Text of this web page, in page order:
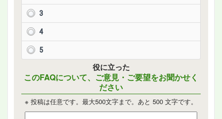
3
4
5
役に立った
このFAQについて、ご意見・ご要望をお聞かせく
ださい
※ 投稿は任意です。最大500文字まで。あと 500 文字です。